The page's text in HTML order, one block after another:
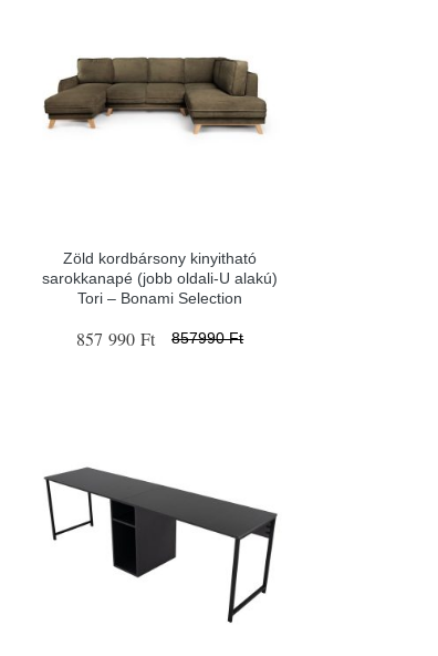
Zöld kordbársony kinyitható
sarokkanapé (jobb oldali-U alakú)
Tori – Bonami Selection
857 990 Ft 857990 Ft